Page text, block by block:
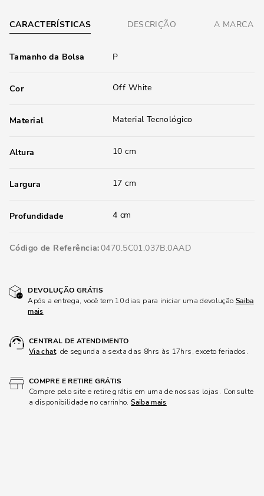
CARACTERÍSTICAS DESCRIÇÃO A MARCA
Tamanho da Bolsa P
Cor Off White
Material Material Tecnológico
Altura 10 cm
Largura 17 cm
Profundidade 4 cm
Código de Referência 0470.5C01.037B.0AAD
DEVOLUÇÃO GRÁTIS
Após a entrega, você tem 10 dias para iniciar uma devolução Saiba
mais
CENTRAL DE ATENDIMENTO
Via chat, de segunda a sexta das 8hrs às 17hrs, exceto feriados.
COMPRE E RETIRE GRÁTIS
Compre pelo site e retire grátis em uma de nossas lojas. Consulte
a disponibilidade no carrinho.Saiba mais